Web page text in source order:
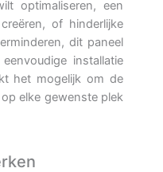
optimaliseren, een
of hinderlijke
dit paneel
installatie
het mogelijk om de
elke gewenste plek